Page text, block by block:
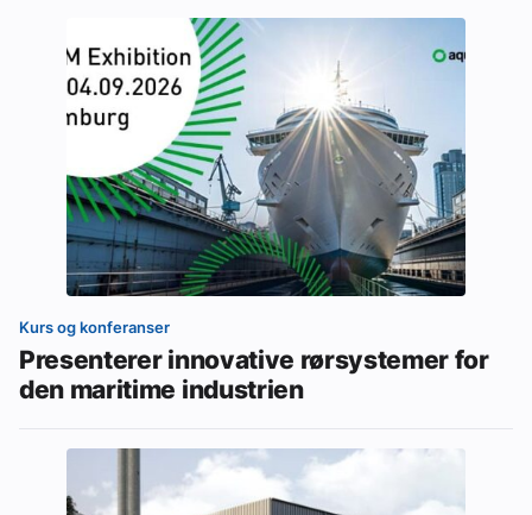
Kurs og konferanser
Presenterer innovative rørsystemer for
den maritime industrien